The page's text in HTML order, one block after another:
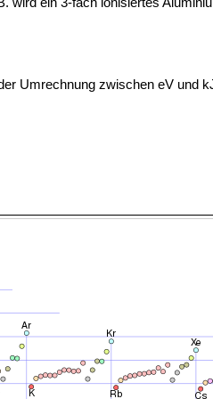
Umrechnung zwischen eV und